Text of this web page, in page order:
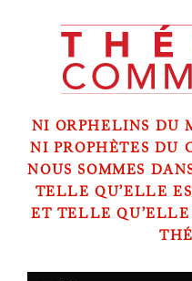
NI ORPHELINS DU
NI PROPHÈTES DU
NOUS SOMMES
TELLE QU’ELLE
ET TELLE QU’ELLE